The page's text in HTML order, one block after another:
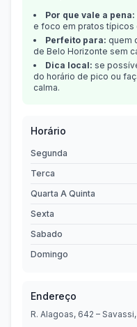
Por que vale a pena:
e foco em pratos típicos
Perfeito para: quem
de Belo Horizonte sem
Dica local: se
do horário de pico ou
calma.
Horário
Segunda
Terca
Quarta A Quinta
Sexta
Sabado
Domingo
Endereço
R. Alagoas, 642 –